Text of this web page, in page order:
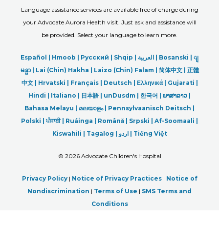
Language assistance services are available free of charge during
your Advocate Aurora Health visit. Just ask and assistance will
be provided. Select your language to learn more.
Español | Hmoob Русский Shqip العربیة Bosanski
ျ
မန္မာ| Lai (Chin) Hakha | Laizo (Chin) Falam | 简体中文 | 正體
中文 | Hrvatski | Français | Deutsch Ελληνικά | Gujarati |
Hindi
Italiano 日本語| unDusdm 한국어 ພາສາລາວ
Bahasa Melayu | മലയാളം| Pennsylvaanisch Deitsch |
Polski |ਪੰਜਾਬੀ| Ruáinga | Română | Srpski
Af-Soomaali |
Kiswahili | Tagalog اردو| Tiếng Việt
© 2026 Advocate Children's Hospital
Privacy Policy| Notice of Privacy Practices| Notice of
Nondiscrimination | Terms of Use | SMS Terms and
Conditions